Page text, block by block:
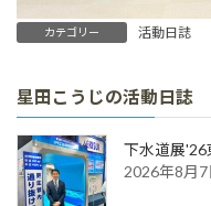
カテゴリー 活動日誌
星田こうじの活動日誌
下水道展'26
2026年8月7